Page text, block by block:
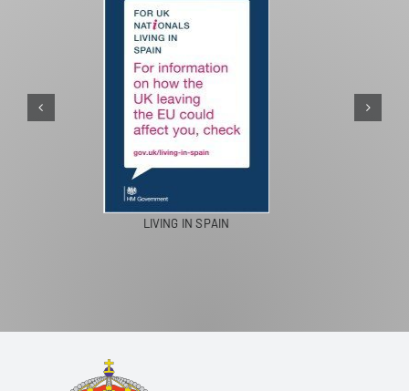
PASEOS EN CAMELLO